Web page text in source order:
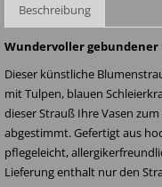
Beschreibung
Wundervoller
Dieser künstliche
mit Tulpen, blauen
dieser Strauß Ihre Vasen
abgestimmt. Gefertigt aus
pflegeleicht,
Lieferung enthalt nur den